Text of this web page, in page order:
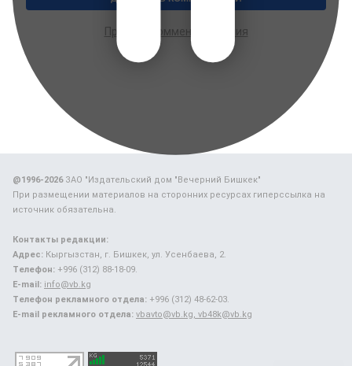
Правила комментирования
@1996-2026ЗАО "Издательский дом "Вечерний Бишкек"
При размещении материалов на сторонних ресурсах гиперссылка на
источник обязательна.
Контакты редакции:
Адрес: Кыргызстан, г. Бишкек, ул. Усенбаева, 2.
Телефон: +996 (312) 88-18-09.
E-mail: info@vb.kg
Телефон рекламного отдела: +996 (312) 48-62-03.
E-mail рекламного отдела: vbavto@vb.kg, vb48k@vb.kg